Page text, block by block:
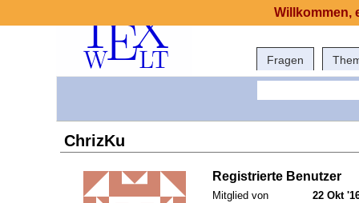
Fragen
ChrizKu
Registrierte Benutzer
Mitglied von
22 Okt
Willkommen,